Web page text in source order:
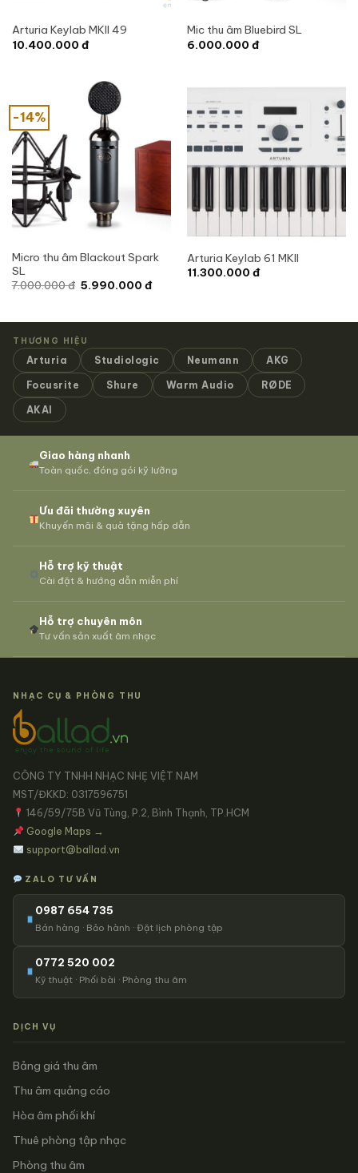
Arturia Keylab MKII 49
10.400.000 đ
Mic thu âm Bluebird SL
6.000.000 đ
-14%
Micro thu âm Blackout Spark
SL
7.000.000đ Giá
5.990.000 đGiá
5.990.000 đ.
Arturia Keylab 61 MKII
11.300.000 đ
THƯƠNG HIỆU
Arturia Studiologic Neumann AKG
Focusrite Shure Warm Audio RØDE
AKAI
Giao hàng nhanh
Toàn quốc, đóng gói kỹ lưỡng
Ưu đãi thường xuyên
Khuyến mãi & quà tặng hấp dẫn
Hỗ trợ kỹ thuật
Cài đặt & hướng dẫn miễn phí
Hỗ trợ chuyên môn
Tư vấn sản xuất âm nhạc
NHẠC CỤ & PHÒNG THU
CÔNG TY TNHH NHẠC NHẸ VIỆT NAM
MST/ĐKKD: 0317596751
146/59/75B Vũ Tùng, P.2, Bình Thạnh, TP.HCM
Google Maps →
support@ballad.vn
ZALO TƯ VẤN
0987 654 735
Bán hàng · Bảo hành · Đặt lịch phòng tập
0772 520 002
Kỹ thuật · Phối bài · Phòng thu âm
DỊCH VỤ
Bảng giá thu âm
Thu âm quảng cáo
Hòa âm phối khí
Thuê phòng tập nhạc
Phòng thu âm